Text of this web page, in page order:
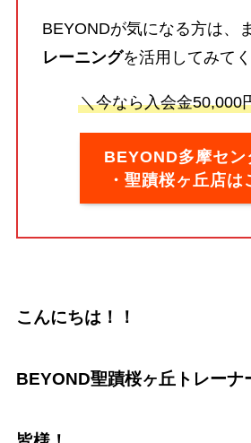
BEYONDが気になる方は、
レーニングを活用してみてく
＼今なら入会金50,000
BEYOND多摩セン
・聖蹟桜ヶ丘店は
こんにちは！！
BEYOND聖蹟桜ヶ丘トレーナ